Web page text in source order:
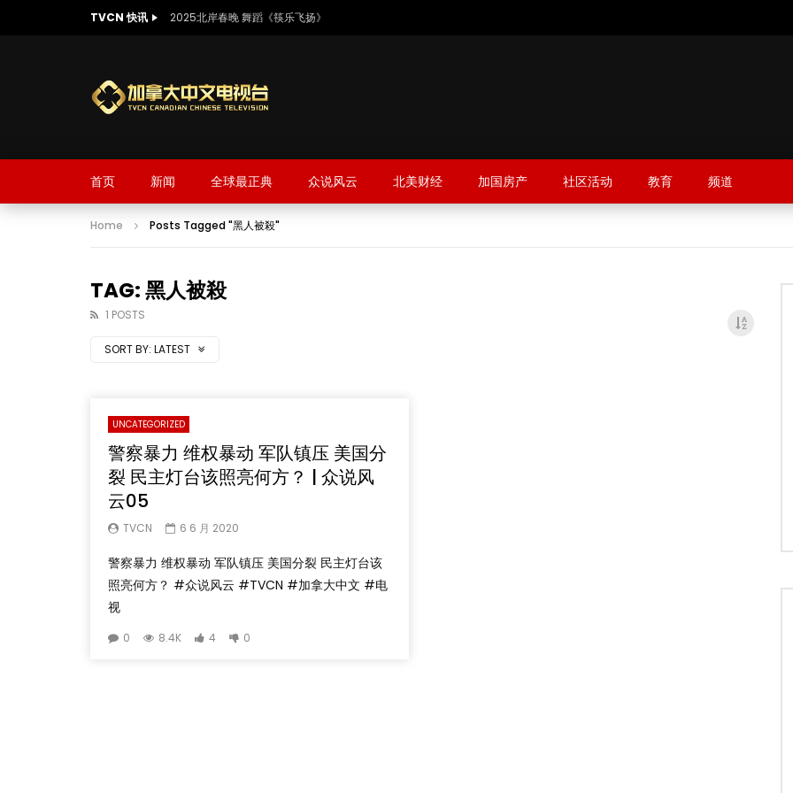
TVCN 快讯 2025北岸春晚 舞蹈《筷乐飞扬》
首页 新闻 全球最正典 众说风云 北美财经 加国房产 社区活动 教育 频道
Home Posts Tagged "黑人被殺"
TAG: 黑人被殺
1 POSTS
SORT BY: LATEST
UNCATEGORIZED
警察暴力 维权暴动 军队镇压 美国分
裂 民主灯台该照亮何方？ | 众说风
云05
TVCN 6 6 月 2020
警察暴力 维权暴动 军队镇压 美国分裂 民主灯台该
照亮何方？ #众说风云 #TVCN #加拿大中文 #电
视
0 8.4K 4 0